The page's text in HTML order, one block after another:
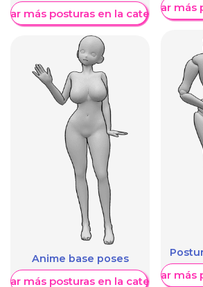
más posturas en la categoría
Anime base poses
más posturas en la categoría
Mostrar
Mostrar